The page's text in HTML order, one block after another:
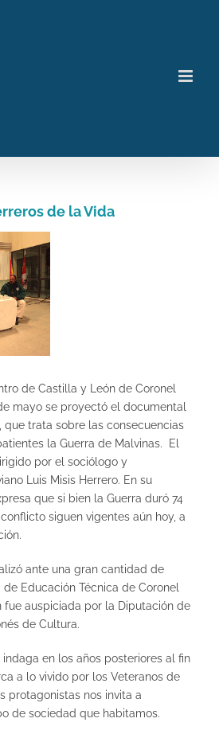
de la Vida
de Castilla y León de Coronel
mayo se proyectó el documental
que trata sobre las consecuencias
la Guerra de Malvinas. El
por el sociólogo y
Luis Misis Herrero. En su
que si bien la Guerra duró 74
siguen vigentes aún hoy, a
ante una gran cantidad de
Educación Técnica de Coronel
fue auspiciada por la Diputación de
de Cultura.
indaga en los años posteriores al fin
a lo vivido por los Veteranos de
protagonistas nos invita a
de sociedad que habitamos.